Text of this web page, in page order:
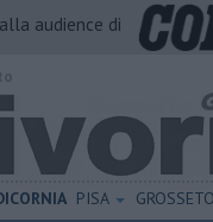
audience di
PISA GROSSETO